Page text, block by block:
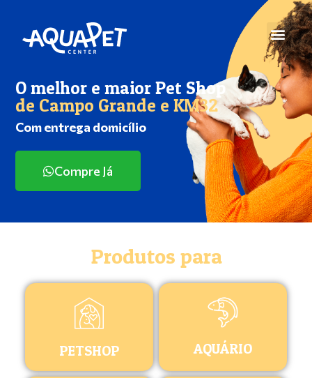
O melhor e maior Pet Shop
de Campo Grande e KM32
Com entrega domicílio
Compre Já
Produtos para
PETSHOP AQUÁRIO